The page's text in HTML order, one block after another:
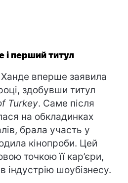
перший титул
Ханде вперше заявила
здобувши титул
Turkey. Саме після
на обкладинках
брала участь у
кінопроби. Цей
точкою її кар’єри,
індустрію шоубізнесу.